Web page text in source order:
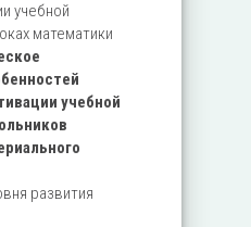
учебной
математики
учебной
развития